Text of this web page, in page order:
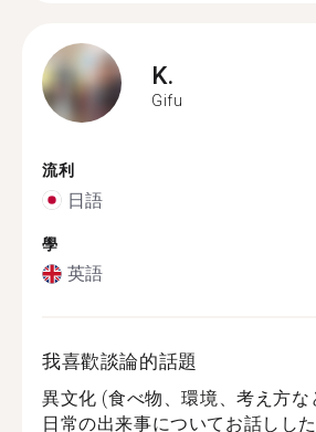
K.
Gifu
流利
日語
學
英語
我喜歡談論的話題
異文化 (食べ物、環境、考え方な
日常の出来事についてお話しし